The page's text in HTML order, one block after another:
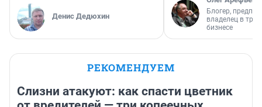
Денис Дедюхин
Блогер,
владелец в
бизнесе
РЕКОМЕНДУЕМ
Слизни атакуют: как спасти цветник